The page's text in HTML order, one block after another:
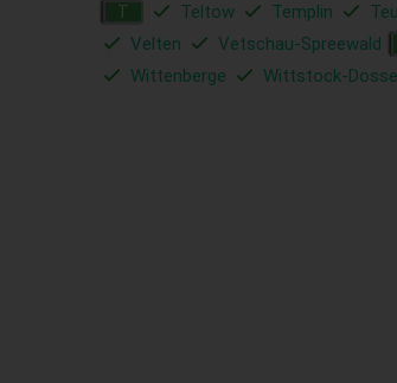
T Teltow Templin
Velten Vetschau-Spreewald
Wittenberge
Wittstock-Dosse